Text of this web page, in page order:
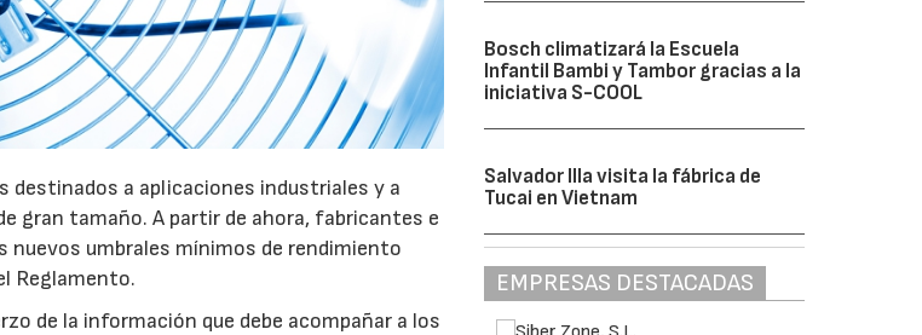
destinados a aplicaciones industriales y a
gran tamaño. A partir de ahora, fabricantes e
nuevos umbrales mínimos de rendimiento
Reglamento.
de la información que debe acompañar a los
Bosch climatizará la Escuela
Infantil Bambi y Tambor gracias a la
iniciativa S-COOL
Salvador Illa visita la fábrica de
Tucai en Vietnam
EMPRESAS DESTACADAS